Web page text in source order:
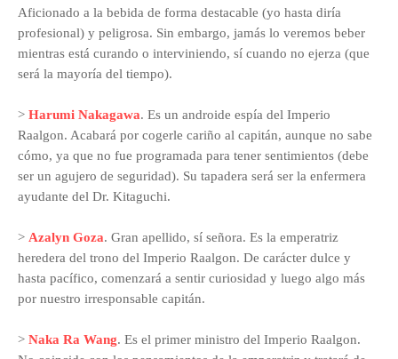
Aficionado a la bebida de forma destacable (yo hasta diría
profesional) y peligrosa. Sin embargo, jamás lo veremos beber
mientras está curando o interviniendo, sí cuando no ejerza (que
será la mayoría del tiempo).
> Harumi Nakagawa. Es un androide espía del Imperio
Raalgon. Acabará por cogerle cariño al capitán, aunque no sabe
cómo, ya que no fue programada para tener sentimientos (debe
ser un agujero de seguridad). Su tapadera será ser la enfermera
ayudante del Dr. Kitaguchi.
> Azalyn Goza. Gran apellido, sí señora. Es la emperatriz
heredera del trono del Imperio Raalgon. De carácter dulce y
hasta pacífico, comenzará a sentir curiosidad y luego algo más
por nuestro irresponsable capitán.
> Naka Ra Wang. Es el primer ministro del Imperio Raalgon.